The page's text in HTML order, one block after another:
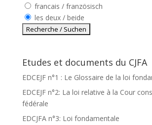
francais / französisch
les deux / beide
Etudes et documents du CJFA
EDCEJF n°1 : Le Glossaire de la loi
EDCEJF n°2: La loi relative à la Cour
fédérale
EDCJFA n°3: Loi fondamentale